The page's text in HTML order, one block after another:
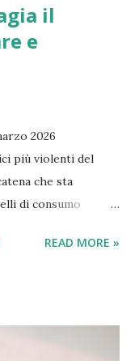
il
e
2026
più violenti del
che sta
di consumo
Israele e Stati
ha colpito solo i
READ MORE »